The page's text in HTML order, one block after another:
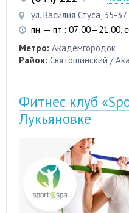
ул. Василия Стуса, 35-37
пн. — пт.: 07:00—21:00,
Метро: Академгородок
Район: Святошинский /
Фитнес клуб
Лукьяновке